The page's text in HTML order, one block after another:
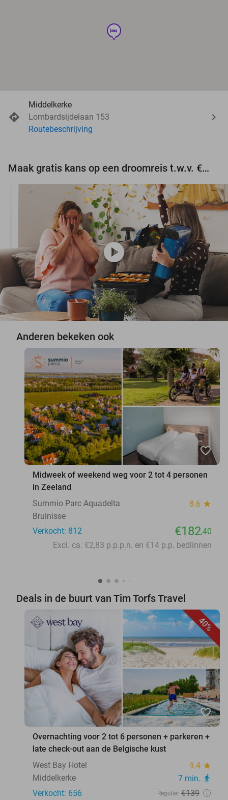
hotel
Middelkerke
Lombardsijdelaan 153
Routebeschrijving
Maak gratis kans op een droomreis t.w.v. €3.000!
play_circle
Anderen bekeken ook
favorite_border
Midweek of weekend weg voor 2 tot 4 personen
in Zeeland
Summio Parc Aquadelta
8.6 star
Bruinisse
Verkocht: 812
€182,40
Excl. ca. €2,83 p.p.p.n. en €14 p.p. bedlinnen
Deals in de buurt van Tim Torfs Travel
40%
favorite_border
Overnachting voor 2 tot 6 personen + parkeren +
late check-out aan de Belgische kust
West Bay Hotel
9.4 star
Middelkerke 7 min. directions_walk
Verkocht: 656 Regulier €139